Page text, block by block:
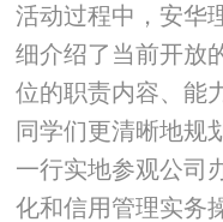
活动过程中，安华
细介绍了当前开放
位的职责内容、能
同学们更清晰地规
一行实地参观公司
化和信用管理实务